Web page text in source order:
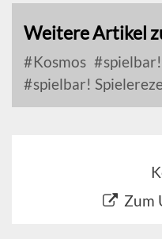
Weitere Artikel
Kosmos
spielbar!
spielbar!
Zum